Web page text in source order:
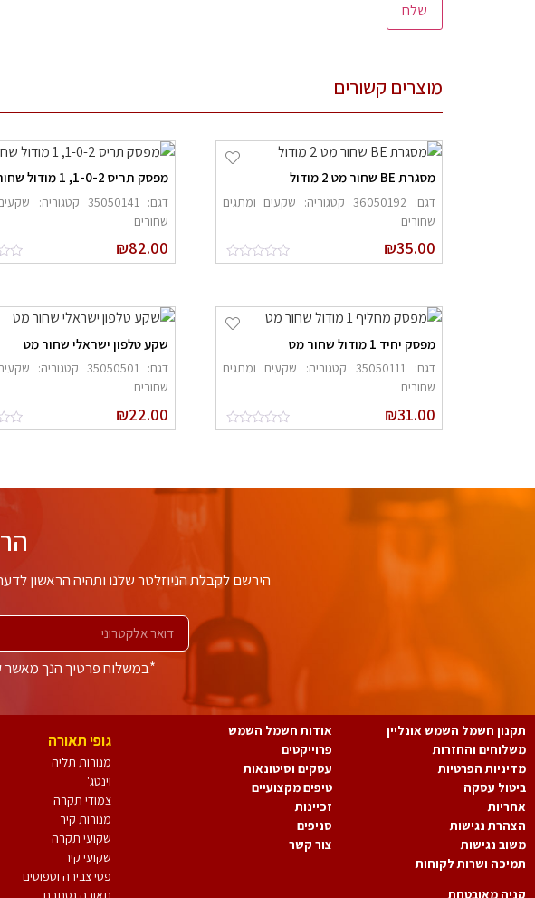
מוצרים קשורים
מסגרת BE שחור מט 2 מודול
דגם: 36050192 קטגוריה: שקעים ומתגים
שחורים
₪35.00
מפסק תריס 1-0-2, 1 מודול שחור מט
דגם: 35050141
שחורים
₪82.00
מפסק יחיד 1 מודול שחור מט
דגם: 35050111 קטגוריה: שקעים ומתגים
שחורים
₪31.00
שקע טלפון ישראלי שחור מט
דגם: 35050501 קטגוריה:
שחורים
₪22.00
הירשם לקבלת הניוזלטר שלנו ותהיה הראשון
*במשלוח פרטיך הנך מאשר
תקנון חשמל השמש אונליין
משלוחים והחזרות
מדיניות הפרטיות
ביטול עסקה
אחריות
הצהרת נגישות
משוב נגישות
תמיכה ושרות לקוחות
אודות חשמל השמש
פרוייקטים
עסקים וסיטונאות
טיפים מקצועיים
זכיינות
סניפים
צור קשר
קניה מאובטחת
גופי תאורה
מנורות תליה
וינטג'
צמודי תקרה
מנורות קיר
שקועי תקרה
שקועי קיר
פסי צבירה וספוטים